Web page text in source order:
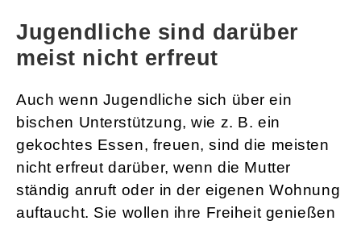
Jugendliche sind darüber
meist nicht erfreut
Auch wenn Jugendliche sich über ein
bischen Unterstützung, wie z. B. ein
gekochtes Essen, freuen, sind die meisten
nicht erfreut darüber, wenn die Mutter
ständig anruft oder in der eigenen Wohnung
auftaucht. Sie wollen ihre Freiheit genießen